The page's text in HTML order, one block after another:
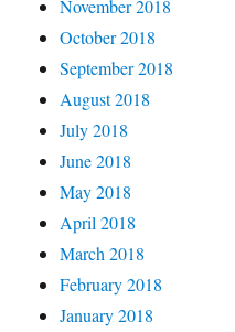
November 2018
October 2018
September 2018
August 2018
July 2018
June 2018
May 2018
April 2018
March 2018
February 2018
January 2018